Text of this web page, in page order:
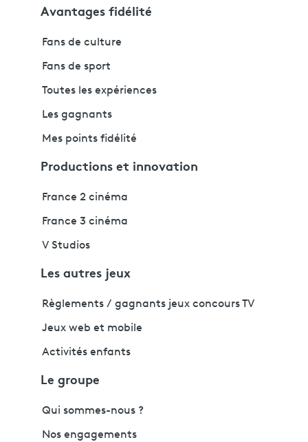
Avantages fidélité
Fans de culture
Fans de sport
Toutes les expériences
Les gagnants
Mes points fidélité
Productions et innovation
France 2 cinéma
France 3 cinéma
V Studios
Les autres jeux
Règlements / gagnants jeux concours TV
Jeux web et mobile
Activités enfants
Le groupe
Qui sommes-nous ?
Nos engagements